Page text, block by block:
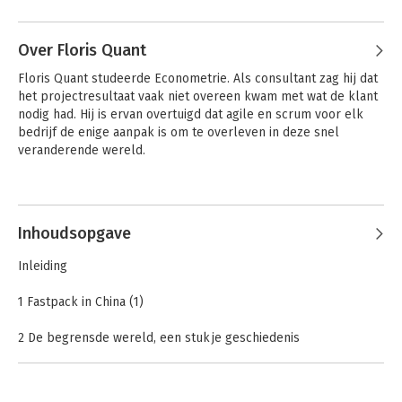
zonder middelen als sancties of
beoordelingen. En dat is soms een 'hell
of a job' .
Niet echt de baas
Over Floris Quant
Floris Quant studeerde Econometrie. Als consultant zag hij dat
het projectresultaat vaak niet overeen kwam met wat de klant
nodig had. Hij is ervan overtuigd dat agile en scrum voor elk
bedrijf de enige aanpak is om te overleven in deze snel
veranderende wereld.
Andere boeken door Floris Quant
Inhoudsopgave
Inleiding
1 Fastpack in China (1)
2 De begrensde wereld, een stukje geschiedenis